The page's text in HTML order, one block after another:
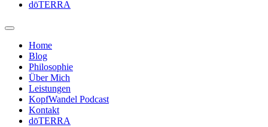
dōTERRA
Home
Blog
Philosophie
Über Mich
Leistungen
KopfWandel Podcast
Kontakt
dōTERRA